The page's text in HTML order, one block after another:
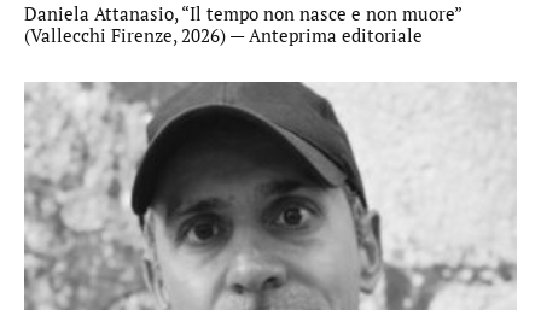
Daniela Attanasio, “Il tempo non nasce e non muore”
(Vallecchi Firenze, 2026) — Anteprima editoriale